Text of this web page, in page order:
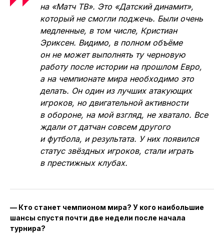
на «Матч ТВ». Это «Датский динамит»,
который не смогли поджечь. Были очень
медленные, в том числе, Кристиан
Эриксен. Видимо, в полном объёме
он не может выполнять ту черновую
работу после истории на прошлом Евро,
а на чемпионате мира необходимо это
делать. Он один из лучших атакующих
игроков, но двигательной активности
в обороне, на мой взгляд, не хватало. Все
ждали от датчан совсем другого
и футбола, и результата. У них появился
статус звёздных игроков, стали играть
в престижных клубах.
— Кто станет чемпионом мира? У кого наибольшие
шансы спустя почти две недели после начала
турнира?